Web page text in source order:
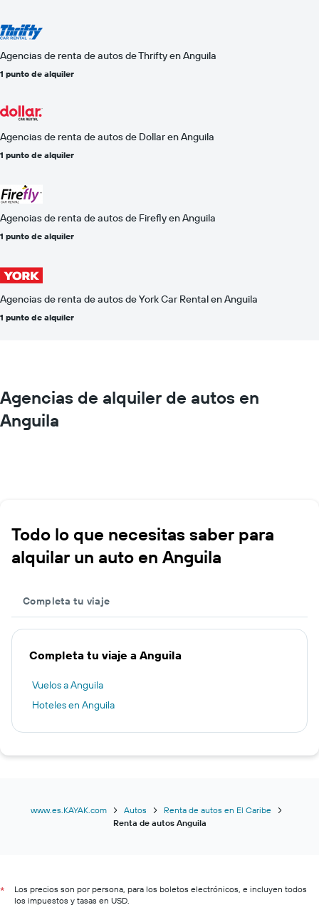
Agencias de renta de autos de Thrifty en Anguila
1 punto de alquiler
Agencias de renta de autos de Dollar en Anguila
1 punto de alquiler
Agencias de renta de autos de Firefly en Anguila
1 punto de alquiler
Agencias de renta de autos de York Car Rental en Anguila
1 punto de alquiler
Agencias de alquiler de autos en
Anguila
Todo lo que necesitas saber para
alquilar un auto en Anguila
Completa tu viaje
Completa tu viaje a Anguila
Vuelos a Anguila
Hoteles en Anguila
www.es.KAYAK.com Autos
Renta de autos en El Caribe
Renta de autos Anguila
*
Los precios son por persona, para los boletos electrónicos, e incluyen todos
los impuestos y tasas en USD.